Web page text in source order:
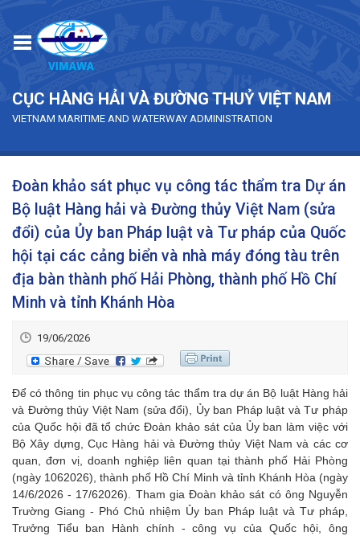
CỤC HÀNG HẢI VÀ ĐƯỜNG THUỶ VIỆT NAM
VIETNAM MARITIME AND WATERWAY ADMINISTRATION
Đoàn khảo sát phục vụ công tác thẩm tra Dự án
Bộ luật Hàng hải và Đường thủy Việt Nam (sửa
đổi) của Ủy ban Pháp luật và Tư pháp của Quốc
hội tại các cảng biển và nhà máy đóng tàu trên
địa bàn thành phố Hải Phòng, thành phố Hồ Chí
Minh và tỉnh Khánh Hòa
19/06/2026
Để có thông tin phục vụ công tác thẩm tra dự án Bộ luật Hàng hải
và Đường thủy Việt Nam (sửa đổi), Ủy ban Pháp luật và Tư pháp
của Quốc hội đã tổ chức Đoàn khảo sát của Ủy ban làm việc với
Bộ Xây dựng, Cục Hàng hải và Đường thủy Việt Nam và các cơ
quan, đơn vị, doanh nghiệp liên quan tại thành phố Hải Phòng
(ngày 1062026), thành phố Hồ Chí Minh và tỉnh Khánh Hòa (ngày
14/6/2026 - 17/62026). Tham gia Đoàn khảo sát có ông Nguyễn
Trường Giang - Phó Chủ nhiệm Ủy ban Pháp luật và Tư pháp,
Trưởng Tiểu ban Hành chính - công vụ của Quốc hội, ông